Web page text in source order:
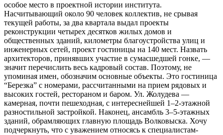
особое место в проектной истории института.
Насчитывающий около 90 человек коллектив, не срывая
текущей работы, за два квартала выдал проекты
реконструкции четырех десятков жилых домов и
общественных зданий, километры благоустройства улиц и
инженерных сетей, проект гостиницы на 140 мест. Назвать
архитекторов, принявших участие в сумасшедшей гонке, —
значит перечислить весь кадровый состав. Поэтому, не
упоминая имен, обозначим основные объекты. Это гостиница
“Березка” с номерами, рассчитанными на прием рядовых и
высоких гостей, рестораном и баром. Ул. Жолудева —
камерная, почти пешеходная, с интереснейшей 1–2-этажной
разностильной застройкой. Наконец, ансамбль 3–5-этажных
зданий, обрамляющих главную площадь Волковыска. Хочу
подчеркнуть, что с уважением относясь к специалистам-